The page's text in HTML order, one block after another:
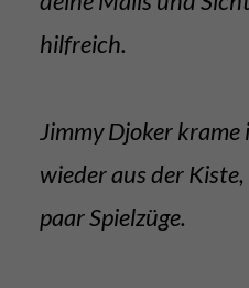
hilfreich.
Jimmy Djoker krame
wieder aus der
paar Spielzüge.